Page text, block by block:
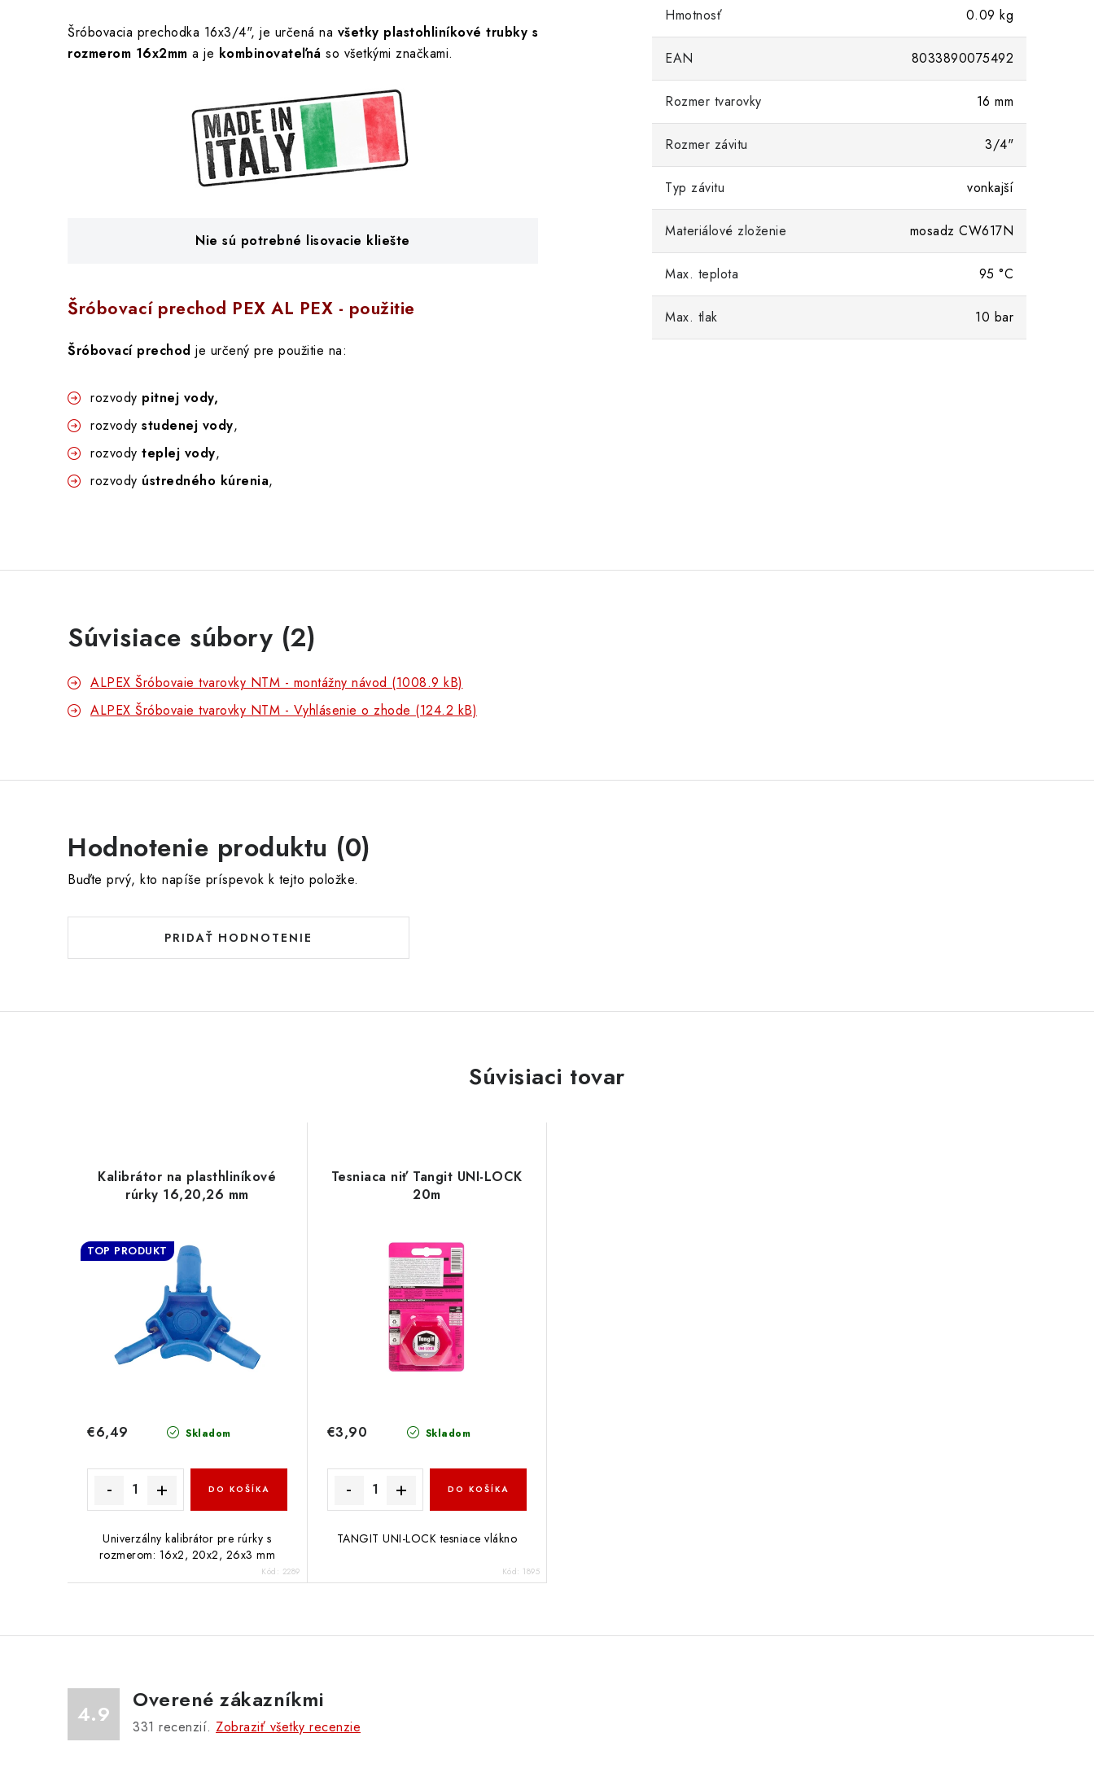
Šróbovacia prechodka 16x3/4", je určená na všetky plastohliníkové trubky s
rozmerom 16x2mm a je kombinovateľná so všetkými značkami.
Nie sú potrebné lisovacie kliešte
Šróbovací prechod PEX AL PEX - použitie
Šróbovací prechod je určený pre použitie na:
rozvody pitnej vody,
rozvody studenej vody,
rozvody teplej vody,
rozvody ústredného kúrenia,
Hmotnosť 0.09 kg
EAN 8033890075492
Rozmer tvarovky 16 mm
Rozmer závitu 3/4"
Typ závitu vonkajší
Materiálové zloženie mosadz CW617N
Max. teplota 95 °C
Max. tlak 10 bar
Súvisiace súbory (2)
ALPEX Šróbovaie tvarovky NTM - montážny návod (1008.9 kB)
ALPEX Šróbovaie tvarovky NTM - Vyhlásenie o zhode (124.2 kB)
Hodnotenie produktu (0)
Buďte prvý, kto napíše príspevok k tejto položke.
PRIDAŤ HODNOTENIE
Súvisiaci tovar
Kalibrátor na plasthliníkové
rúrky 16,20,26 mm
TOP PRODUKT
Skladom
€6,49
DO KOŠÍKA
Univerzálny kalibrátor pre rúrky s
rozmerom: 16x2, 20x2, 26x3 mm
Kód: 2289
Tesniaca niť Tangit UNI-LOCK
20m
Skladom
€3,90
DO KOŠÍKA
TANGIT UNI-LOCK tesniace vlákno
Kód: 1895
4.9
Overené zákazníkmi
331 recenzií. Zobraziť všetky recenzie